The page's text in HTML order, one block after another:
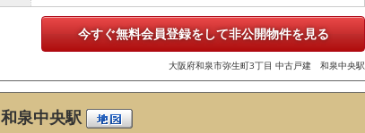
今すぐ無料会員登録をして非公開物件を見る
大阪府和泉市弥生町3丁目 中古戸建 和泉中央駅
和泉中央駅